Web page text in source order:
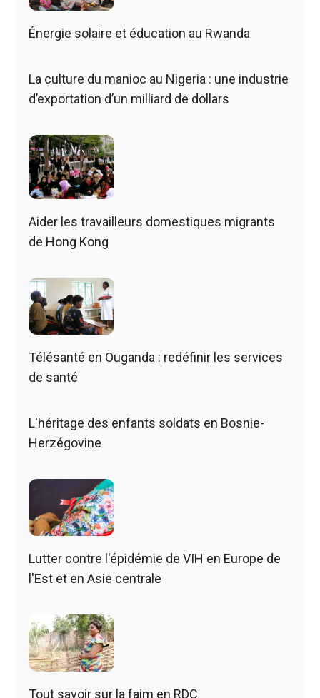
Énergie solaire et éducation au Rwanda
La culture du manioc au Nigeria : une industrie
d’exportation d’un milliard de dollars
Aider les travailleurs domestiques migrants
de Hong Kong
Télésanté en Ouganda : redéfinir les services
de santé
L'héritage des enfants soldats en Bosnie-
Herzégovine
Lutter contre l'épidémie de VIH en Europe de
l'Est et en Asie centrale
Tout savoir sur la faim en RDC